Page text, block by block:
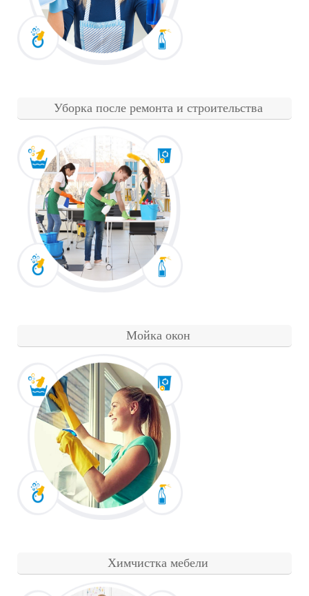
Уборка после ремонта и строительства
Мойка окон
Химчистка мебели